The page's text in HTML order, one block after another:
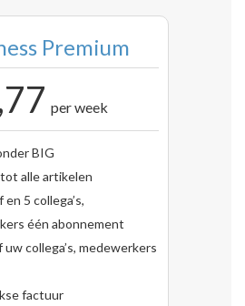
Premium
per week
BIG
alle artikelen
5 collega’s,
één abonnement
uw collega’s, medewerkers
factuur